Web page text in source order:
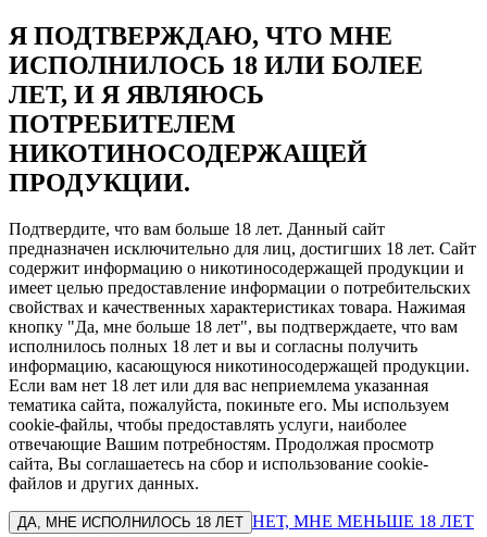
Я ПОДТВЕРЖДАЮ, ЧТО МНЕ
ИСПОЛНИЛОСЬ 18 ИЛИ БОЛЕЕ
ЛЕТ, И Я ЯВЛЯЮСЬ
ПОТРЕБИТЕЛЕМ
НИКОТИНОСОДЕРЖАЩЕЙ
ПРОДУКЦИИ.
Подтвердите, что вам больше 18 лет. Данный сайт
предназначен исключительно для лиц, достигших 18 лет. Сайт
содержит информацию о никотиносодержащей продукции и
имеет целью предоставление информации о потребительских
свойствах и качественных характеристиках товара. Нажимая
кнопку "Да, мне больше 18 лет", вы подтверждаете, что вам
исполнилось полных 18 лет и вы и согласны получить
информацию, касающуюся никотиносодержащей продукции.
Если вам нет 18 лет или для вас неприемлема указанная
тематика сайта, пожалуйста, покиньте его. Мы используем
cookie-файлы, чтобы предоставлять услуги, наиболее
отвечающие Вашим потребностям. Продолжая просмотр
сайта, Вы соглашаетесь на сбор и использование cookie-
файлов и других данных.
ДА, МНЕ ИСПОЛНИЛОСЬ 18 ЛЕТ НЕТ, МНЕ МЕНЬШЕ 18 ЛЕТ